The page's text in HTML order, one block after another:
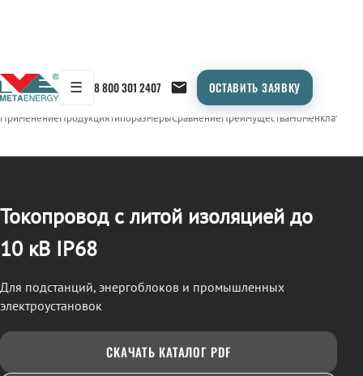
☰ 8 800 301 2407 ОСТАВИТЬ ЗАЯВКУ
← Продукция/ТОКОПРОВОД
ПрименениеПродукцияТипоразмерыСравнениеПреимуществаНоменклатура
Токопровод с литой изоляцией до
10 кВ IP68
Для подстанций, энергоблоков и промышленных
электроустановок
СКАЧАТЬ КАТАЛОГ PDF